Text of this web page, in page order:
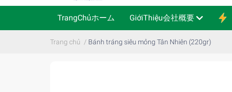
TrangChủホーム GiớiThiệu会社概要
Trang chủ / Bánh tráng siêu mỏng Tân Nhiên (220gr)